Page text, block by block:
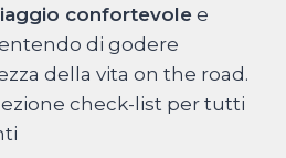
confortevole e
di godere
della vita on the road.
check-list per tutti